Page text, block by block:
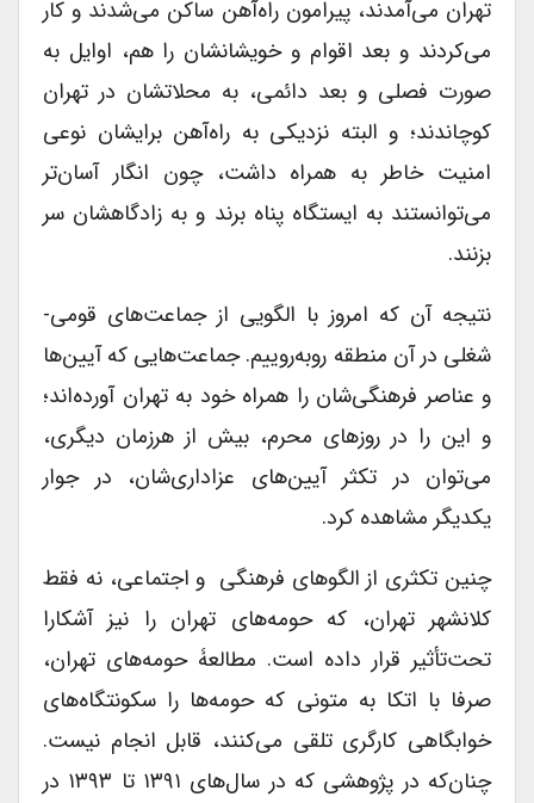
تهران می‌آمدند، پیرامون راه‌آهن ساکن می‌شدند و کار
می‌کردند و بعد اقوام و خویشانشان را هم، اوایل به
صورت فصلی و بعد دائمی، به محلاتشان در تهران
کوچاندند؛ و البته نزدیکی به راه‌آهن برایشان نوعی
امنیت خاطر به همراه داشت، چون انگار آسان‌تر
می‌توانستند به ایستگاه پناه برند و به زادگاهشان سر
بزنند.
نتیجه آن که امروز با الگویی از جماعت‌های قومی-
شغلی در آن منطقه روبه‌روییم. جماعت‌هایی که آیین‌ها
و عناصر فرهنگی‌شان را همراه خود به تهران آورده‌اند؛
و این را در روزهای محرم، بیش از هرزمان دیگری،
می‌توان در تکثر آیین‌های عزاداری‌شان، در جوار
یکدیگر مشاهده کرد.
چنین تکثری از الگوهای فرهنگی و اجتماعی، نه فقط
کلانشهر تهران، که حومه‌های تهران را نیز آشکارا
تحت‌تأثیر قرار داده است. مطالعۀ حومه‌های تهران،
صرفا با اتکا به متونی که حومه‌ها را سکونتگاه‌های
خوابگاهی کارگری تلقی می‌کنند، قابل انجام نیست.
چنان‌که در پژوهشی که در سال‌های ۱۳۹۱ تا ۱۳۹۳ در